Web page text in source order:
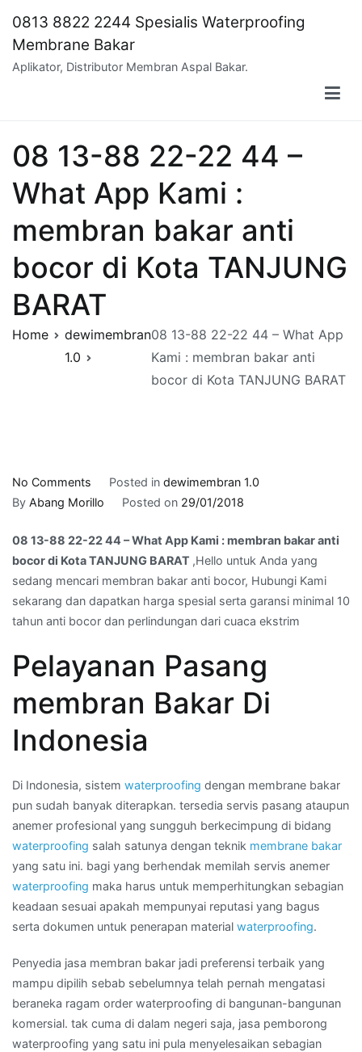
content
0813 8822 2244 Spesialis Waterproofing
Membrane Bakar
Aplikator, Distributor Membran Aspal Bakar.
08 13-88 22-22 44 –
What App Kami :
membran bakar anti
bocor di Kota TANJUNG
BARAT
Home
dewimembran
1.0
08 13-88 22-22 44 – What App
Kami : membran bakar anti
bocor di Kota TANJUNG BARAT
No Comments
08
88
22-
22
44
–
App
:
bakar
bocor
di
Kota
TANJUNG
BARAT
Posted in dewimembran 1.0
By Abang Morillo Posted on 29/01/2018
08 13-88 22-22 44 – What App Kami : membran bakar anti
bocor di Kota TANJUNG BARAT ,Hello untuk Anda yang
sedang mencari membran bakar anti bocor, Hubungi Kami
sekarang dan dapatkan harga spesial serta garansi minimal 10
tahun anti bocor dan perlindungan dari cuaca ekstrim
Pelayanan Pasang
membran Bakar Di
Indonesia
Di Indonesia, sistem waterproofing dengan membrane bakar
pun sudah banyak diterapkan. tersedia servis pasang ataupun
anemer profesional yang sungguh berkecimpung di bidang
waterproofing salah satunya dengan teknik membrane bakar
yang satu ini. bagi yang berhendak memilah servis anemer
waterproofing maka harus untuk memperhitungkan sebagian
keadaan sesuai apakah mempunyai reputasi yang bagus
serta dokumen untuk penerapan material waterproofing.
Penyedia jasa membran bakar jadi preferensi terbaik yang
mampu dipilih sebab sebelumnya telah pernah mengatasi
beraneka ragam order waterproofing di bangunan-bangunan
komersial. tak cuma di dalam negeri saja, jasa pemborong
waterproofing yang satu ini pula menyelesaikan sebagian